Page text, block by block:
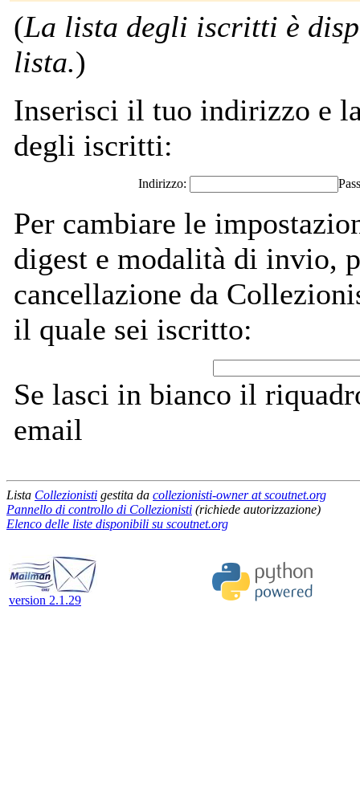
(La lista degli iscritti è
lista.)
Inserisci il tuo indirizzo e
degli iscritti:
Indirizzo:
Per cambiare le
digest e modalità di invio,
cancellazione da
il quale sei iscritto:
Se lasci in bianco il
email
Lista Collezionisti gestita da collezionisti-owner at scoutnet.org
Pannello di controllo di Collezionisti (richiede autorizzazione)
Elenco delle liste disponibili su scoutnet.org
version 2.1.29